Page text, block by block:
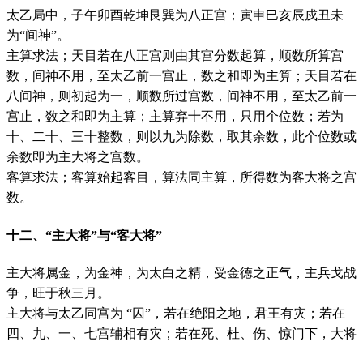
太乙局中，子午卯酉乾坤艮巽为八正宫；寅申巳亥辰戍丑未
为“间神”。
主算求法；天目若在八正宫则由其宫分数起算，顺数所算宫
数，间神不用，至太乙前一宫止，数之和即为主算；天目若在
八间神，则初起为一，顺数所过宫数，间神不用，至太乙前一
宫止，数之和即为主算；主算弃十不用，只用个位数；若为
十、二十、三十整数，则以九为除数，取其余数，此个位数或
余数即为主大将之宫数。
客算求法；客算始起客目，算法同主算，所得数为客大将之宫
数。
十二、“主大将”与“客大将”
主大将属金，为金神，为太白之精，受金徳之正气，主兵戈战
争，旺于秋三月。
主大将与太乙同宫为 “囚”，若在绝阳之地，君王有灾；若在
四、九、一、七宫辅相有灾；若在死、杜、伤、惊门下，大将